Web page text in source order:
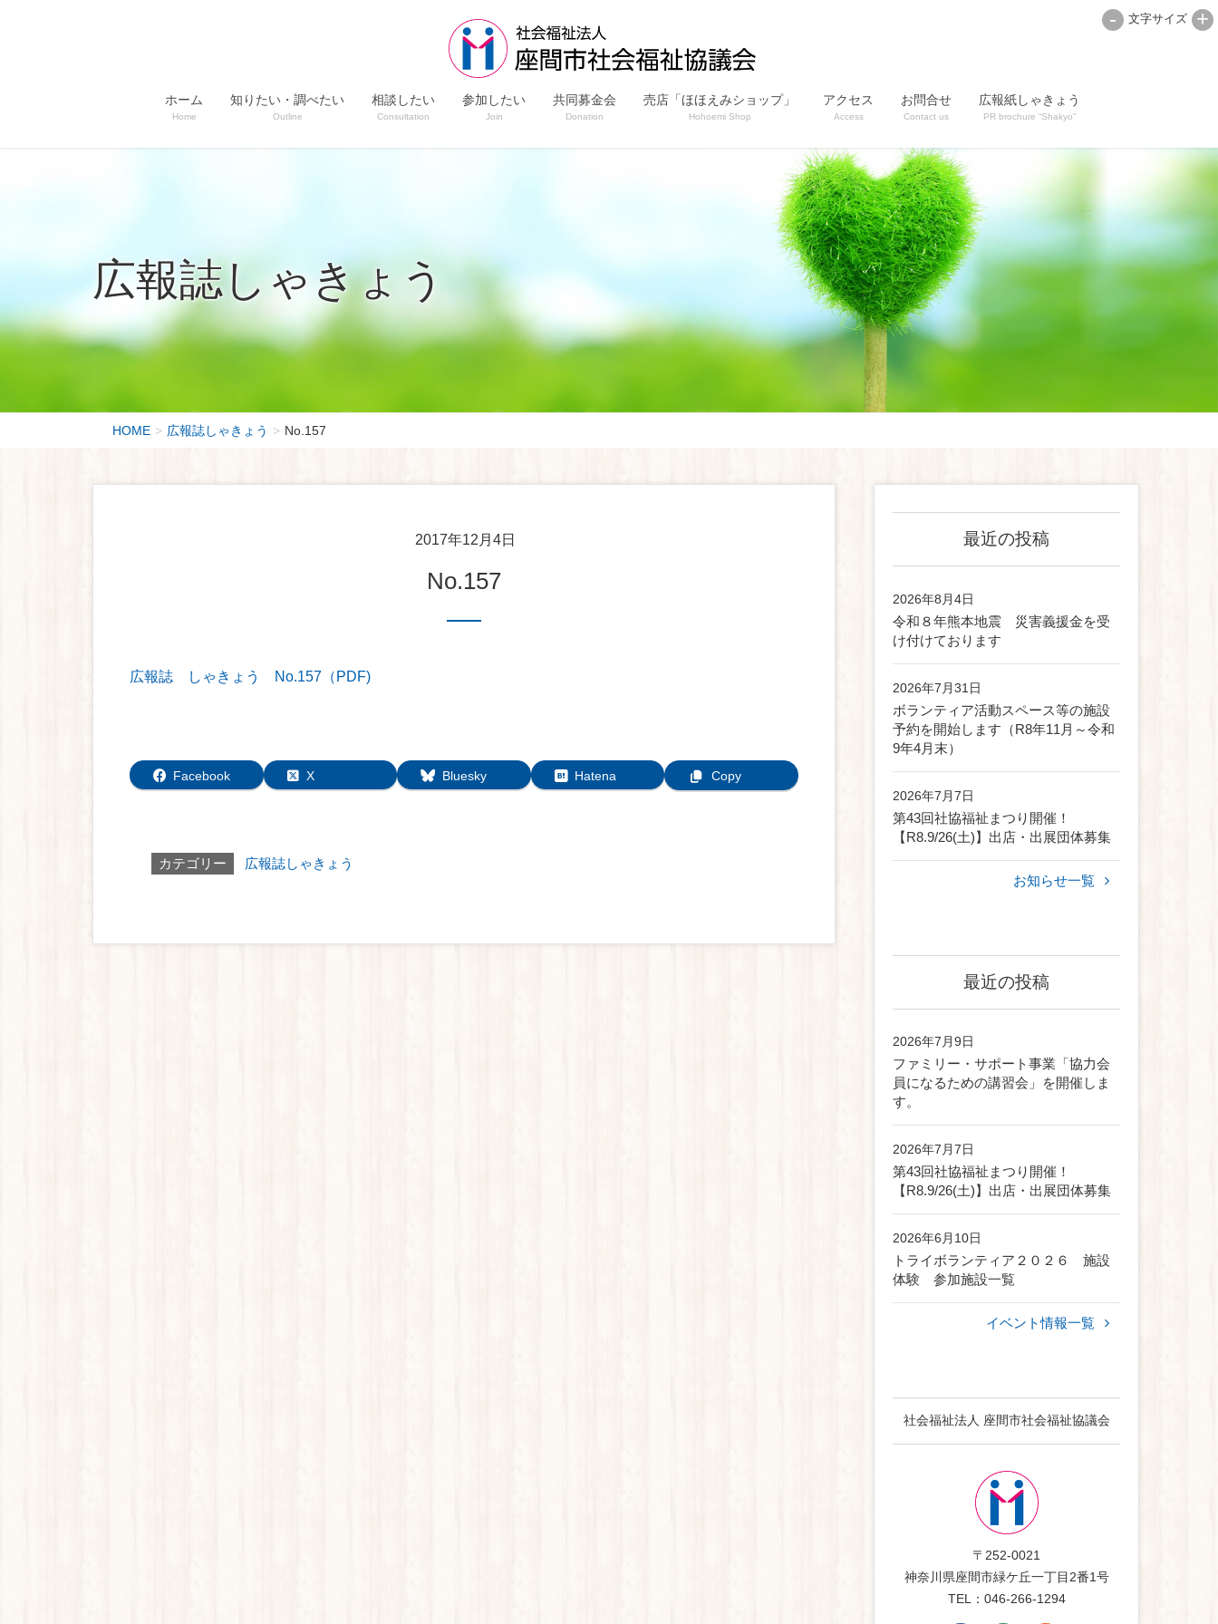
ホーム
Home
知りたい・調べたい
Outline
相談したい
Consultation
参加したい
Join
共同募金会
Donation
売店「ほほえみショップ」
Hohoemi Shop
アクセス
Access
お問合せ
Contact us
広報紙しゃきょう
PR brochure “Shakyo”
広報誌しゃきょう
HOME 広報誌しゃきょう No.157
2017年12月4日
No.157
広報誌 しゃきょう No.157（PDF)
Facebook X Bluesky Hatena Copy
カテゴリー 広報誌しゃきょう
最近の投稿
2026年8月4日
令和８年熊本地震 災害義援金を受
け付けております
2026年7月31日
ボランティア活動スペース等の施設
予約を開始します（R8年11月～令和
9年4月末）
2026年7月7日
第43回社協福祉まつり開催！
【R8.9/26(土)】出店・出展団体募集
お知らせ一覧
最近の投稿
2026年7月9日
ファミリー・サポート事業「協力会
員になるための講習会」を開催しま
す。
2026年7月7日
第43回社協福祉まつり開催！
【R8.9/26(土)】出店・出展団体募集
2026年6月10日
トライボランティア２０２６ 施設
体験 参加施設一覧
イベント情報一覧
社会福祉法人 座間市社会福祉協議会
〒252-0021
神奈川県座間市緑ケ丘一丁目2番1号
TEL：046-266-1294
- 文字サイズ +